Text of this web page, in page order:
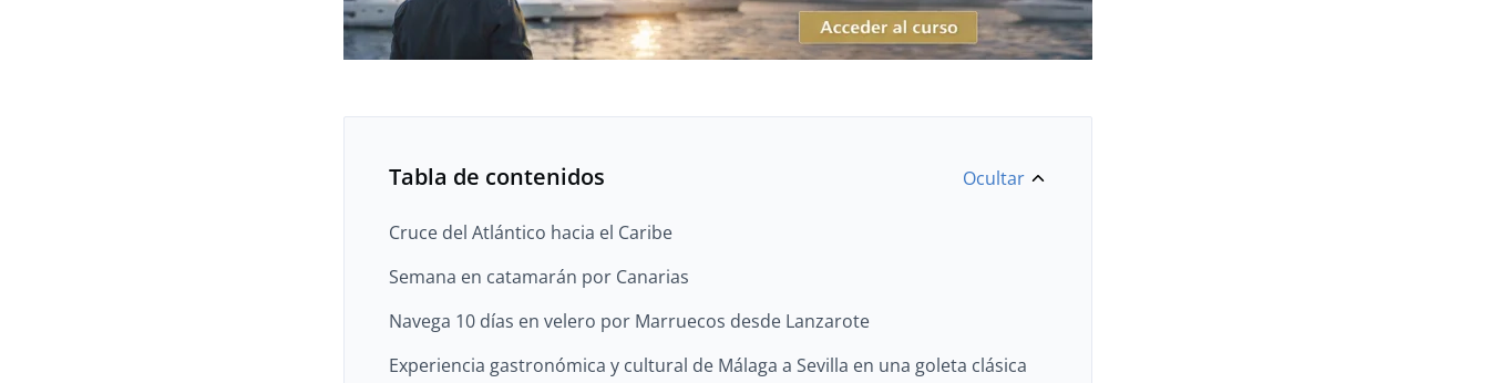
Tabla de contenidos Ocultar
Cruce del Atlántico hacia el Caribe
Semana en catamarán por Canarias
Navega 10 días en velero por Marruecos desde Lanzarote
Experiencia gastronómica y cultural de Málaga a Sevilla en una goleta clásica